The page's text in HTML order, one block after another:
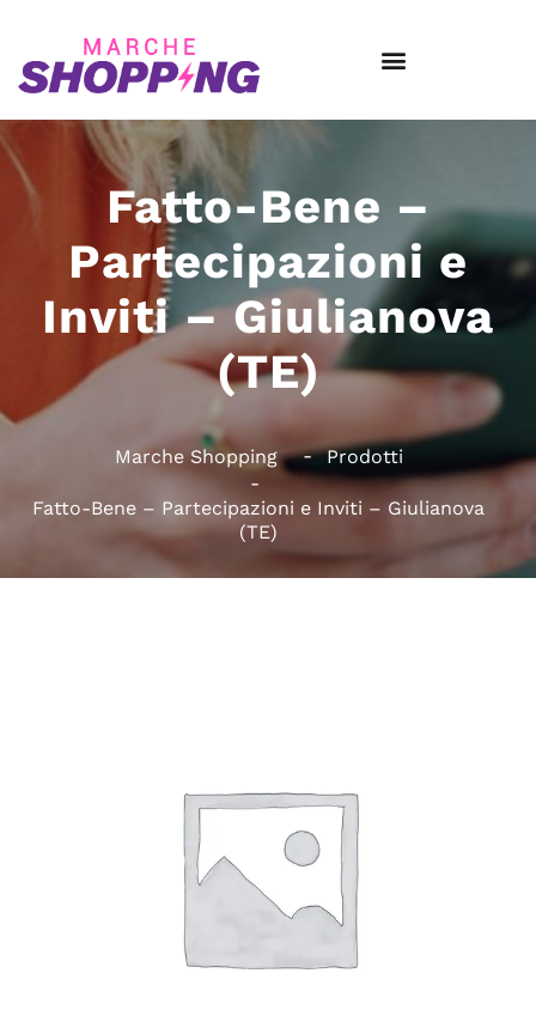
Fatto-Bene –
Partecipazioni e
Inviti – Giulianova
(TE)
Marche Shopping Prodotti
Fatto-Bene – Partecipazioni e Inviti – Giulianova
(TE)